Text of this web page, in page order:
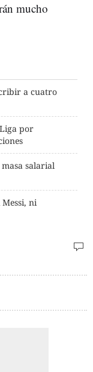
mucho
a cuatro
por
salarial
ni